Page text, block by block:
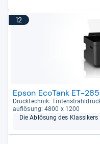
12
Epson EcoTank ET-
Druck­tech­nik:
auf­lö­sung: 4800 x 1200
Die Ablö­sung des